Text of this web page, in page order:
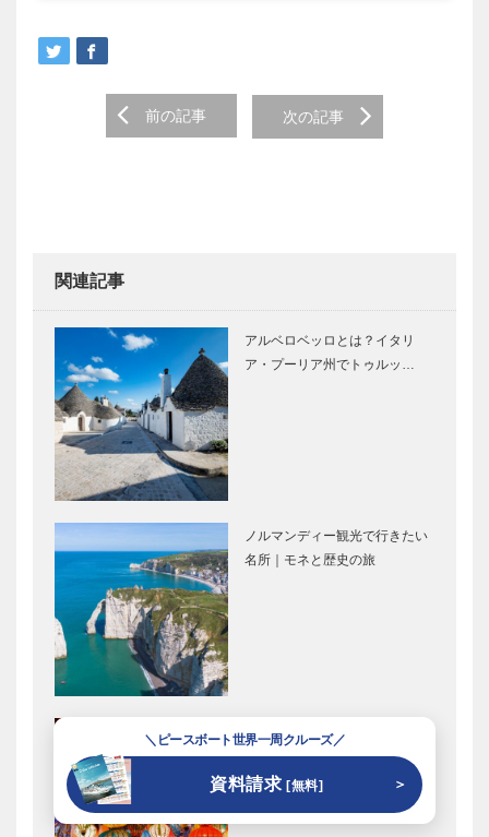
＼ピースボート世界一周クルーズ／
資料請求 [無料] ＞
navigation
前の記事 次の記事
関連記事
アルベロベッロとは？イタリ
ア・プーリア州でトゥルッ…
ノルマンディー観光で行きたい
名所｜モネと歴史の旅
ホイアンの魅力｜旧市街とラン
タンが彩る幻想的な旅